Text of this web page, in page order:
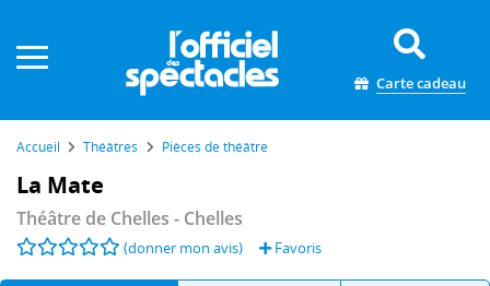
Carte cadeau
Accueil Théâtres Pièces de théâtre
La Mate
Théâtre de Chelles - Chelles
(donner mon avis) Favoris